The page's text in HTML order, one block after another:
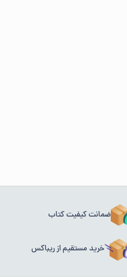
ضمانت کیفیت کتاب
خرید مستقیم از ریباکس